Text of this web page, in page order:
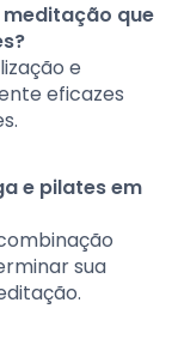
que
e
eficazes
e pilates em
sua